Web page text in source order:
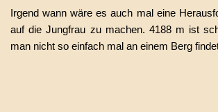
Irgend wann wäre es auch mal eine
auf die Jungfrau zu machen. 4188 m ist
man nicht so einfach mal an einem Berg